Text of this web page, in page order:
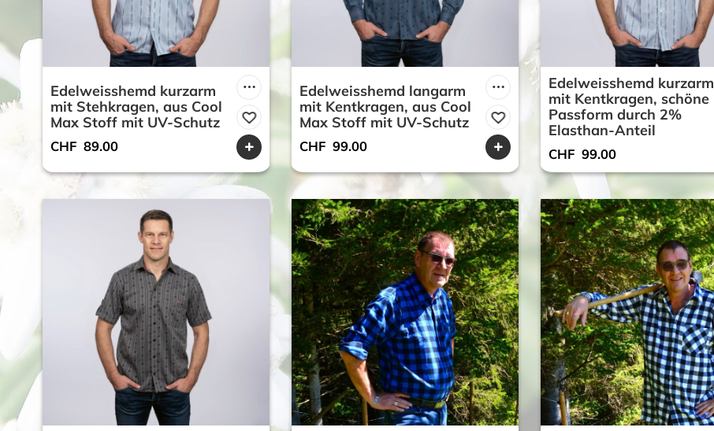
Edelweisshemd kurzarm
mit Stehkragen, aus Cool
Max Stoff mit UV-Schutz
CHF 89.00
Edelweisshemd langarm
mit Kentkragen, aus Cool
Max Stoff mit UV-Schutz
CHF 99.00
Edelweisshemd kurzarm
mit Kentkragen, schöne
Passform durch 2%
Elasthan-Anteil
CHF 99.00